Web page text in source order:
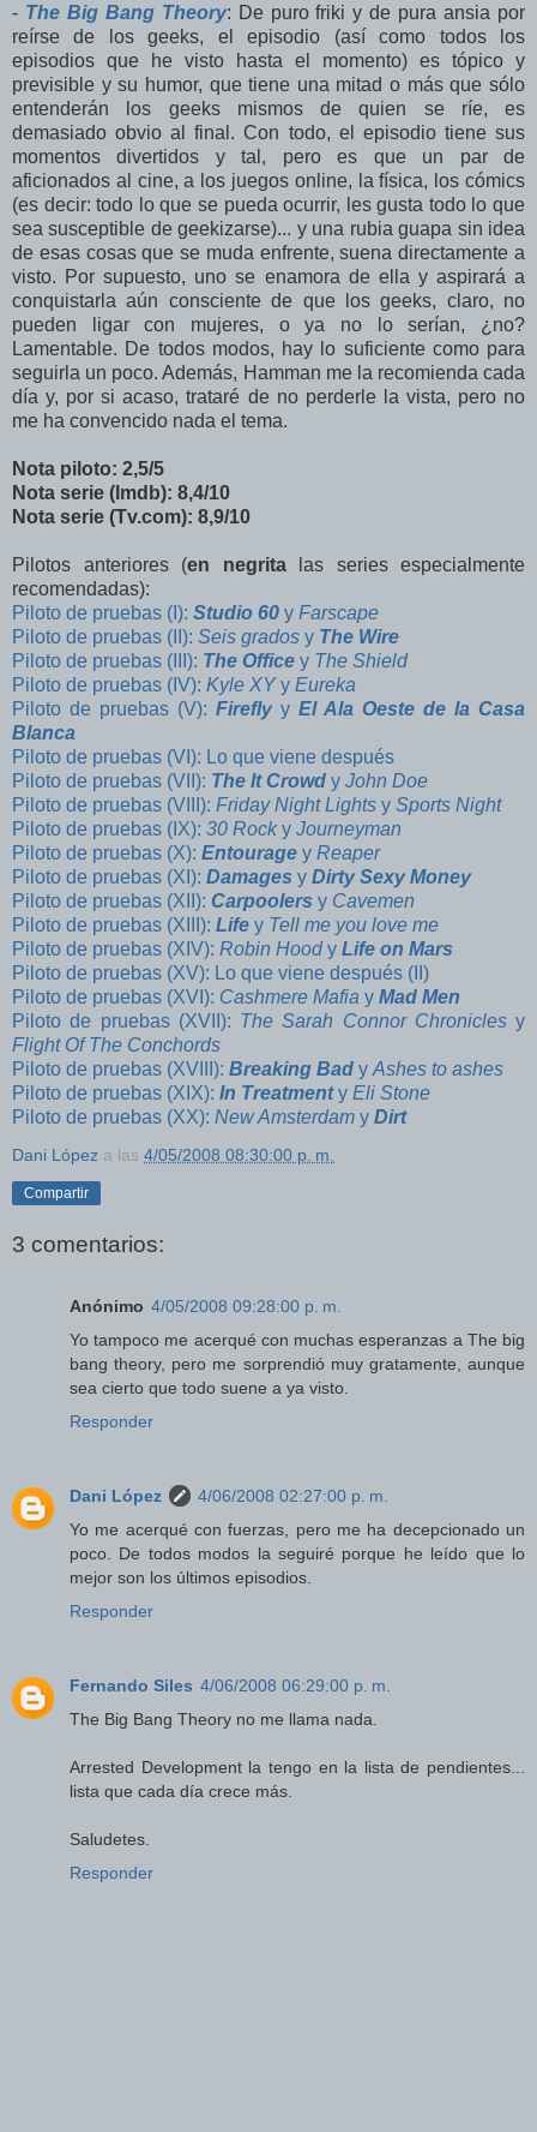
- The Big Bang Theory: De puro friki y de pura ansia por
reírse de los geeks, el episodio (así como todos los
episodios que he visto hasta el momento) es tópico y
previsible y su humor, que tiene una mitad o más que sólo
entenderán los geeks mismos de quien se ríe, es
demasiado obvio al final. Con todo, el episodio tiene sus
momentos divertidos y tal, pero es que un par de
aficionados al cine, a los juegos online, la física, los cómics
(es decir: todo lo que se pueda ocurrir, les gusta todo lo que
sea susceptible de geekizarse)... y una rubia guapa sin idea
de esas cosas que se muda enfrente, suena directamente a
visto. Por supuesto, uno se enamora de ella y aspirará a
conquistarla aún consciente de que los geeks, claro, no
pueden ligar con mujeres, o ya no lo serían, ¿no?
Lamentable. De todos modos, hay lo suficiente como para
seguirla un poco. Además, Hamman me la recomienda cada
día y, por si acaso, trataré de no perderle la vista, pero no
me ha convencido nada el tema.
Nota piloto: 2,5/5
Nota serie (Imdb): 8,4/10
Nota serie (Tv.com): 8,9/10
Pilotos anteriores (en negritalas series especialmente
recomendadas):
Piloto de pruebas (I): Studio 60 y Farscape
Piloto de pruebas (II): Seis grados y The Wire
Piloto de pruebas (III): The Office y The Shield
Piloto de pruebas (IV): Kyle XYy Eureka
Piloto de pruebas (V): Fireflyy El Ala Oeste de la Casa
Blanca
Piloto de pruebas (VI): Lo que viene después
Piloto de pruebas (VII): The It Crowd y John Doe
Piloto de pruebas (VIII): Friday Night Lights y Sports Night
Piloto de pruebas (IX): 30 Rocky Journeyman
Piloto de pruebas (X): Entourage y Reaper
Piloto de pruebas (XI): Damages y Dirty Sexy Money
Piloto de pruebas (XII): Carpoolers y Cavemen
Piloto de pruebas (XIII): Life y Tell me you love me
Piloto de pruebas (XIV): Robin Hoody Life on Mars
Piloto de pruebas (XV): Lo que viene después (II)
Piloto de pruebas (XVI): Cashmere Mafia y Mad Men
Piloto de pruebas (XVII): The Sarah Connor Chroniclesy
Flight Of The Conchords
Piloto de pruebas (XVIII): Breaking Bad y Ashes to ashes
Piloto de pruebas (XIX): In Treatmenty Eli Stone
Piloto de pruebas (XX): New Amsterdam y Dirt
Dani López a las 4/05/2008 08:30:00 p. m.
Compartir
3 comentarios:
Anónimo 4/05/2008 09:28:00 p. m.
Yo tampoco me acerqué con muchas esperanzas a The big
bang theory, pero me sorprendió muy gratamente, aunque
sea cierto que todo suene a ya visto.
Responder
Dani López
4/06/2008 02:27:00 p. m.
Yo me acerqué con fuerzas, pero me ha decepcionado un
poco. De todos modos la seguiré porque he leído que lo
mejor son los últimos episodios.
Responder
Fernando Siles 4/06/2008 06:29:00 p. m.
The Big Bang Theory no me llama nada.
Arrested Development la tengo en la lista de pendientes...
lista que cada día crece más.
Saludetes.
Responder